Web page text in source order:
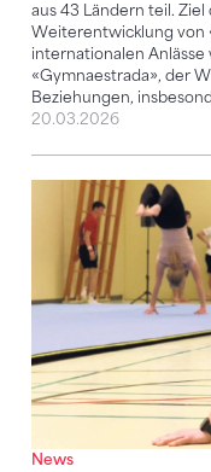
aus 43 Ländern teil.
Weiterentwicklung von
internationalen
«Gymnaestrada», der
Beziehungen,
20.03.2026
News
«SwissAcroVibe»